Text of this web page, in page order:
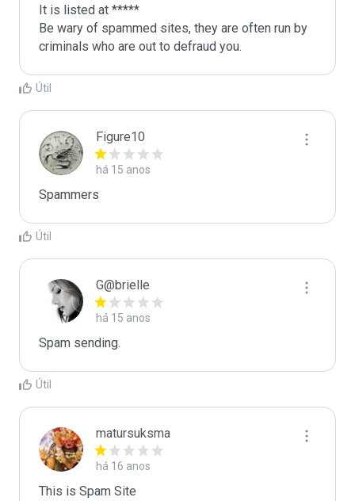
It is listed at *****
Be wary of spammed sites, they are often run by
criminals who are out to defraud you.
Útil
Figure10
há 15 anos
Spammers
Útil
G@brielle
há 15 anos
Spam sending.
Útil
matursuksma
há 16 anos
This is Spam Site